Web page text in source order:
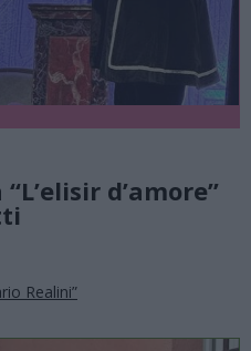
d’amore”
Realini”